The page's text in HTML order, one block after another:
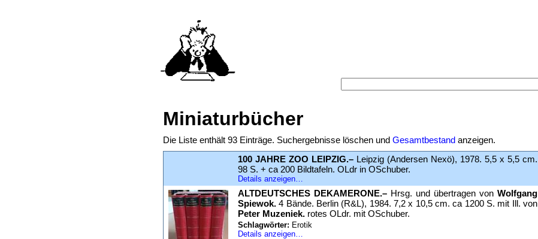
Miniaturbücher
Die Liste enthält 93 Einträge. Suchergebnisse löschen und Gesamtbestand anzeigen.
100 JAHRE ZOO LEIPZIG.– Leipzig (Andersen Nexö), 1978. 5,5 x 5,5 cm.
98 S. + ca 200 Bildtafeln. OLdr in OSchuber.
Details anzeigen…
ALTDEUTSCHES DEKAMERONE.– Hrsg. und übertragen von Wolfgang
Spiewok. 4 Bände. Berlin (R&L), 1984. 7,2 x 10,5 cm. ca 1200 S. mit Ill. von
Peter Muzeniek. rotes OLdr. mit OSchuber.
Schlagwörter: Erotik
Details anzeigen…